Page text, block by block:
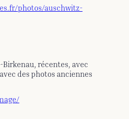
photos/auschwitz-
Birkenau, récentes, avec
des photos anciennes